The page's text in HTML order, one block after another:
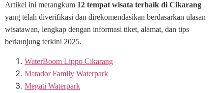
Artikel ini merangkum 12 tempat wisata terbaik di Cikarang
yang telah diverifikasi dan direkomendasikan berdasarkan ulasan
wisatawan, lengkap dengan informasi tiket, alamat, dan tips
berkunjung terkini 2025.
WaterBoom Lippo Cikarang
Matador Family Waterpark
Megati Waterpark